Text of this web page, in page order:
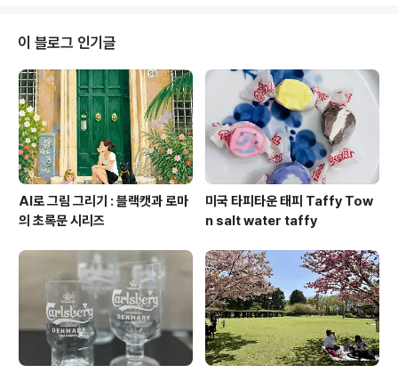
e.tistory.com/m/2454 시청 유림면 - 50년 전통 메밀
국수집 서울 시내 3대 메밀집 중 한 곳인 시청 인근의 유림
면 평소에 몇대 맛집이라는 수식어를 들으면 "아니 대체 그
건 누가 정한거야?"라는 뾰족한 반응을 보이지만, 서울 시
내 3대 메밀집 (광화문 미 mooncake.tistory...
이 블로그 인기글
AI로 그림 그리기 : 블랙캣과 로마
의 초록문 시리즈
미국 타피타운 태피 Taffy Tow
n salt water taffy